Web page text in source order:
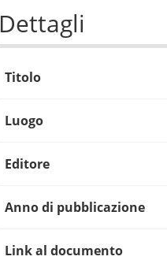
Dettagli
Titolo
Luogo
Editore
Anno di pubblicazione
Link al documento